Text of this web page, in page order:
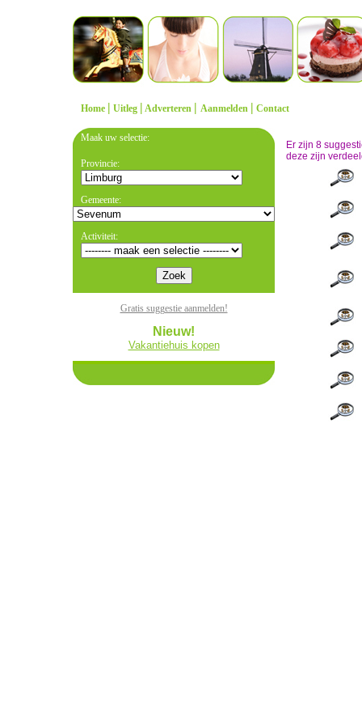
Home | Uitleg | Adverteren | Aanmelden | Contact
Maak uw selectie:
Provincie:
Gemeente:
Activiteit:
Gratis suggestie aanmelden!
Nieuw!
Vakantiehuis kopen
Er zijn 8
deze zijn